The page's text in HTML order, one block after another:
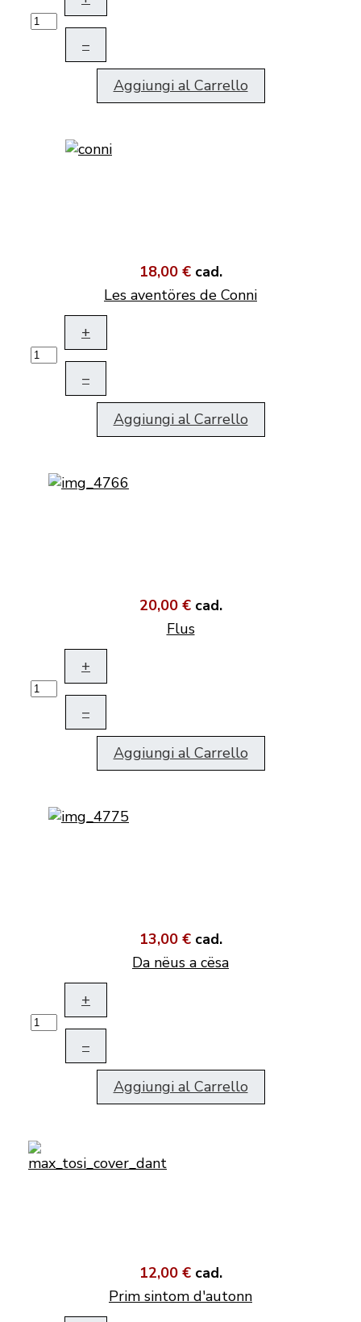
–
Aggiungi al Carrello
18,00 € cad.
Les aventöres de Conni
+
–
Aggiungi al Carrello
20,00 € cad.
Flus
+
–
Aggiungi al Carrello
13,00 € cad.
Da nëus a cësa
+
–
Aggiungi al Carrello
12,00 € cad.
Prim sintom d'autonn